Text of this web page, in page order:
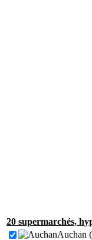
20 supermarchés,
Auchan